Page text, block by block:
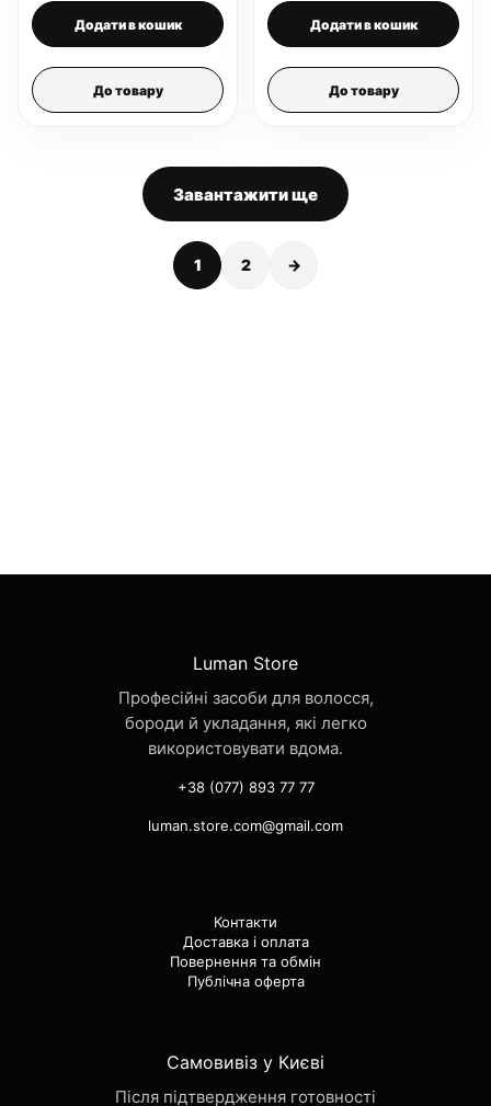
Додати в кошик
До товару
Додати в кошик
До товару
Завантажити ще
1 2 →
Luman Store
Професійні засоби для волосся,
бороди й укладання, які легко
використовувати вдома.
+38 (077) 893 77 77
luman.store.com@gmail.com
Контакти
Доставка і оплата
Повернення та обмін
Публічна оферта
Самовивіз у Києві
Після підтвердження готовності